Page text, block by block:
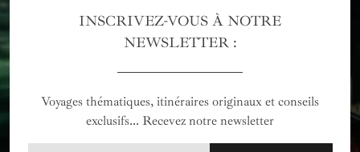
INSCRIVEZ-VOUS À NOTRE
NEWSLETTER :
Voyages thématiques, itinéraires originaux et conseils
exclusifs... Recevez notre newsletter